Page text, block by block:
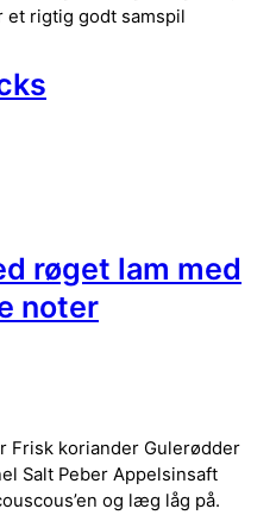
et rigtig godt samspil
røget lam med
noter
Frisk koriander Gulerødder
Salt Peber Appelsinsaft
og læg låg på.